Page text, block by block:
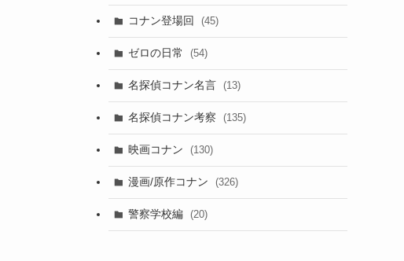
コナン登場回 (45)
ゼロの日常 (54)
名探偵コナン名言 (13)
名探偵コナン考察 (135)
映画コナン (130)
漫画/原作コナン (326)
警察学校編 (20)